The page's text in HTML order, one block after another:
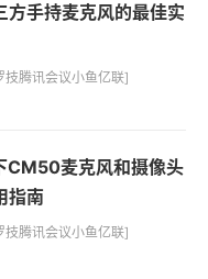
手持麦克风的最佳实
腾讯会议小鱼亿联]
麦克风和摄像头
指南
腾讯会议小鱼亿联]